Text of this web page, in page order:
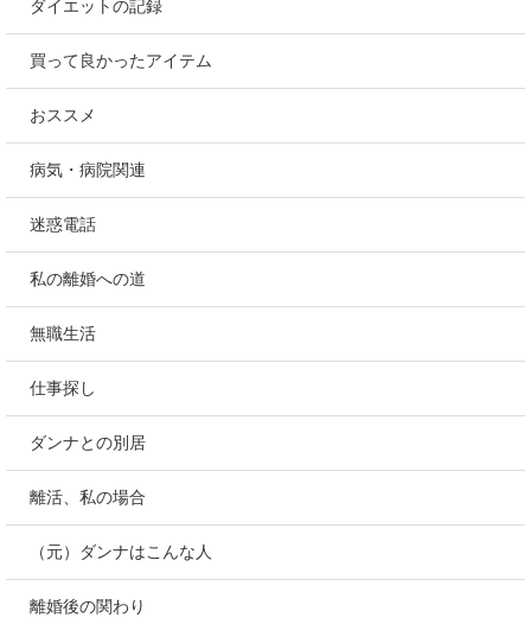
ダイエットの記録
買って良かったアイテム
おススメ
病気・病院関連
迷惑電話
私の離婚への道
無職生活
仕事探し
ダンナとの別居
離活、私の場合
（元）ダンナはこんな人
離婚後の関わり